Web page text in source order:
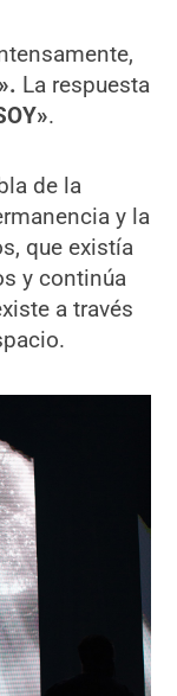
La respuesta
.
de la
y la
que existía
y continúa
a través